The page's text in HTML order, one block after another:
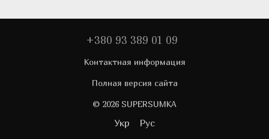
+380 93 389 01 09
Контактная информация
Полная версия сайта
© 2026 SUPERSUMKA
Укр Рус